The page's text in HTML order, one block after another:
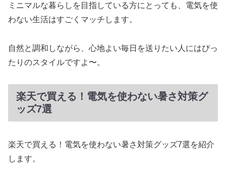
ミニマルな暮らしを目指している方にとっても、電気を使
わない生活はすごくマッチします。
自然と調和しながら、心地よい毎日を送りたい人にはぴっ
たりのスタイルですよ〜。
楽天で買える！電気を使わない暑さ対策グ
ッズ7選
楽天で買える！電気を使わない暑さ対策グッズ7選を紹介
します。